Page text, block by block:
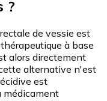
?
de vessie est
à base
alors directement
alternative n'est
est
médicament